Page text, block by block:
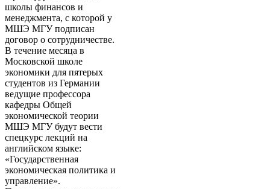
школы финансов и
менеджмента, с которой у
МШЭ МГУ подписан
договор о сотрудничестве.
В течение месяца в
Московской школе
экономики для пятерых
студентов из Германии
ведущие профессора
кафедры Общей
экономической теории
МШЭ МГУ будут вести
спецкурс лекций на
английском языке:
«Государственная
экономическая политика и
управление».